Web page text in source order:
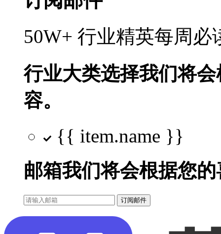
50W+ 行业精英每周
行业大类选择我们将
容。
{{ item.name }}
邮箱我们将会根据您
订阅邮件